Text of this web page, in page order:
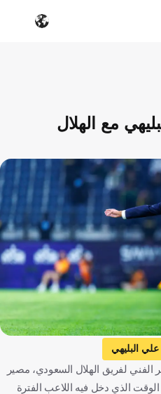
مع الهلال
علي البليهي
المملكة العربية السعودية
الفني لفريق الهلال السعودي، مصير
الذي دخل فيه اللاعب الفترة